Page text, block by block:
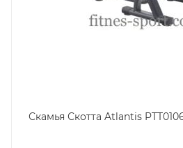
Скамья Скотта Atlantis